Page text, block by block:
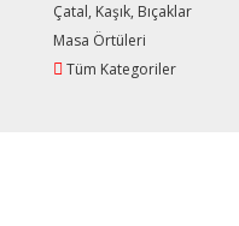
Çatal, Kaşık, Bıçaklar
Masa Örtüleri
Tüm Kategoriler